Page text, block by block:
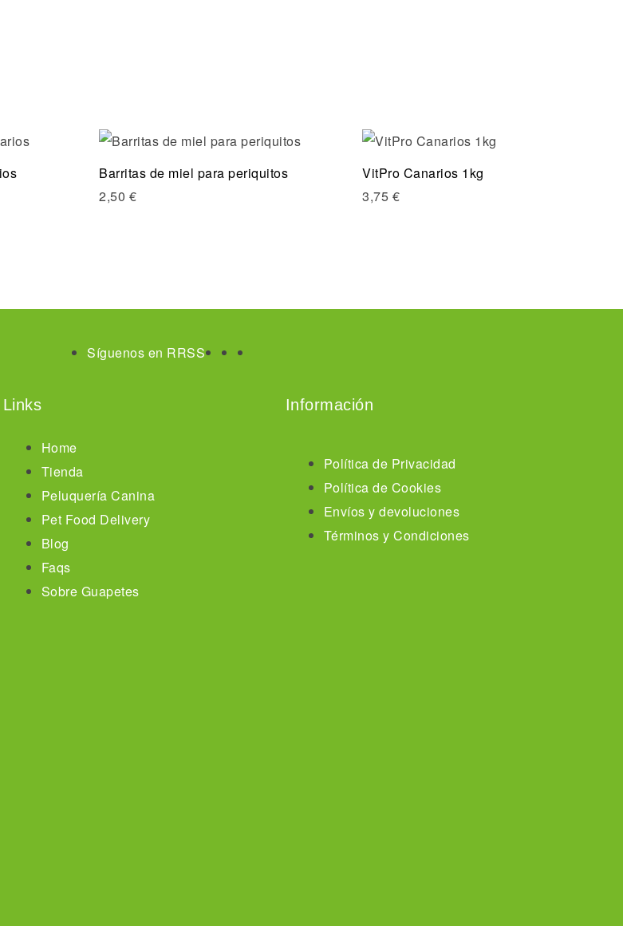
Quick view Quick view
Barritas de miel para periquitos
2,50 €
VitPro Canarios 1kg
3,75 €
Síguenos en RRSS
Links
Home
Tienda
Peluquería Canina
Pet Food Delivery
Blog
Faqs
Sobre Guapetes
Información
Política de Privacidad
Política de Cookies
Envíos y devoluciones
Términos y Condiciones